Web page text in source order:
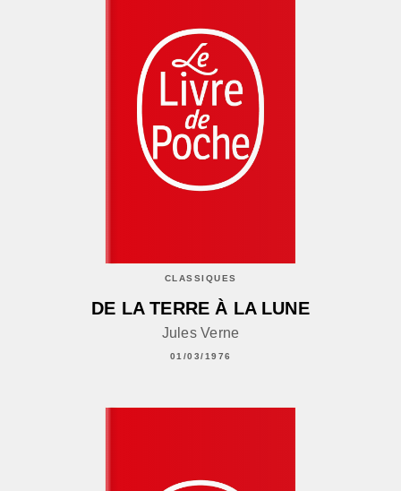
CLASSIQUES
DE LA TERRE À LA LUNE
Jules Verne
01/03/1976